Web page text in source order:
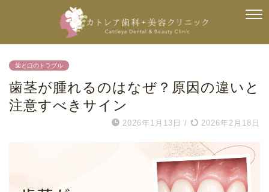
歯と口のトラブル
歯茎が腫れるのはなぜ？原因の違いと
注意すべきサイン
2026年1月13日 / 2026年2月18日